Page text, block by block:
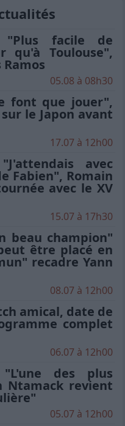
"Plus facile de
qu'à Toulouse",
05.08 à 08h30
font que jouer",
le Japon avant
17.07 à 12h00
avec
Fabien", Romain
avec le XV
15.07 à 17h30
beau champion"
être placé en
recadre Yann
08.07 à 12h00
amical, date de
complet
06.07 à 12h00
des plus
Ntamack revient
05.07 à 12h00